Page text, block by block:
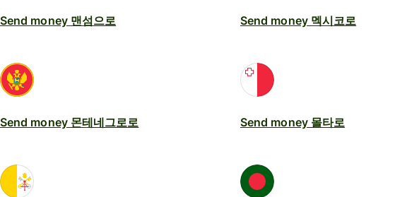
Send money 맨섬으로 Send money 멕시코로
Send money 몬테네그로로 Send money 몰타로